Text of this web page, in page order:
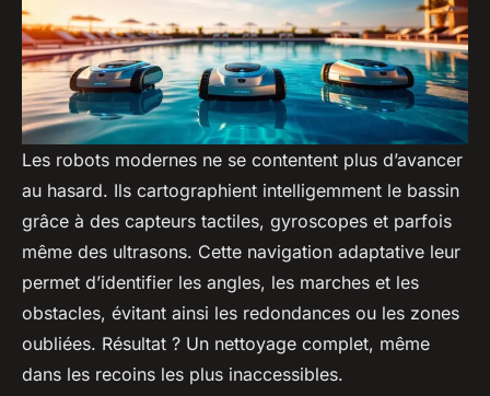
Les robots modernes ne se contentent plus d’avancer
au hasard. Ils cartographient intelligemment le bassin
grâce à des capteurs tactiles, gyroscopes et parfois
même des ultrasons. Cette navigation adaptative leur
permet d’identifier les angles, les marches et les
obstacles, évitant ainsi les redondances ou les zones
oubliées. Résultat ? Un nettoyage complet, même
dans les recoins les plus inaccessibles.